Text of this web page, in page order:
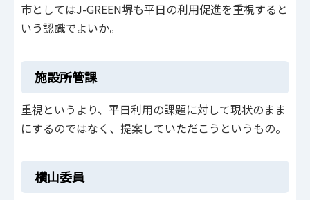
市としてはJ-GREEN堺も平日の利用促進を重視すると
いう認識でよいか。
施設所管課
重視というより、平日利用の課題に対して現状のまま
にするのではなく、提案していただこうというもの。
横山委員